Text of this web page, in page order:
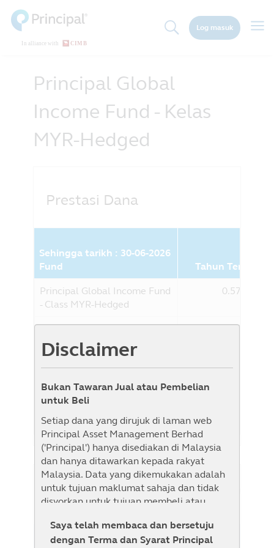
Disclaimer
Bukan Tawaran Jual atau Pembelian
untuk Beli
Setiap dana yang dirujuk di laman web
Principal Asset Management Berhad
('Principal') hanya disediakan di Malaysia
dan hanya ditawarkan kepada rakyat
Malaysia. Data yang dikemukakan adalah
untuk tujuan maklumat sahaja dan tidak
disyorkan untuk tujuan membeli atau
pakai apa-apa strategi pelaburan. Bahan ini
tidak bertujuan untuk dijadikan sebagai
Saya telah membaca dan bersetuju
dengan Terma dan Syarat Principal
main
content
Log masuk
Principal Global
Income Fund - Kelas
MYR-Hedged
Prestasi Dana
Sehingga tarikh : 30-06-2026
Fund
Tahun Terkini
Principal Global Income Fund
- Class MYR-Hedged
0.57%
Penanda aras
0.00%
Penanda aras : As the Fund feeds into the
Target Fund, the Fund compares to the
purpose. Note: Please note that the Target
Fund is benchmark unconstrained, i.e. it
specific benchmark.
Sejarah NAB Senarai Semak Paparan Graf
1M 1B 3B 6B YTD 1T 3T 5T